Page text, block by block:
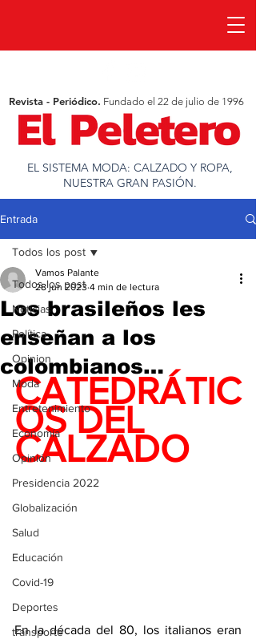
EL SISTEMA MODA: CALZADO Y ROPA,
NUESTRA GRAN PASIÓN.
Revista - Periódico. Fundado el 22 de julio de 1996
Entrada
Todos los post
Noticias
Política
Opinion
Moda
Entretenimiento
Economía
Opinión
Presidencia 2022
Globalización
Salud
Educación
Covid-19
Deportes
transporte
Todos los post
Los brasileños les
enseñan a los
colombianos…
Vamos Palante
28 jun 2023 4 min de lectura
CATEDRÁTIC
OS DEL
CALZADO
En la década del 80, los italianos eran